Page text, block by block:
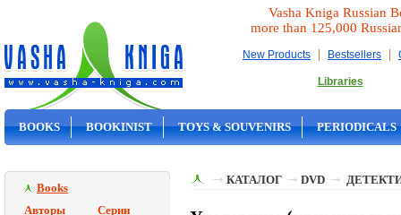
Vasha Kniga Russian
more than 125,000
New Products | Bestsellers |
Libraries
BOOKS BOOKINIST TOYS & SOUVENIRS PERIODICALS
Books
Авторы
Серии
КАТАЛОГ DVD